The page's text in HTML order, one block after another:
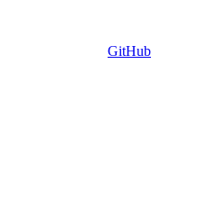
GitHub